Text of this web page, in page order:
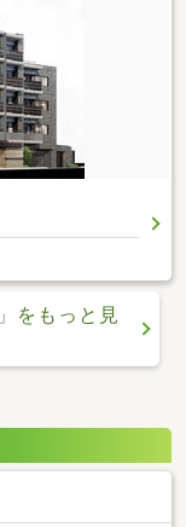
」をもっと見